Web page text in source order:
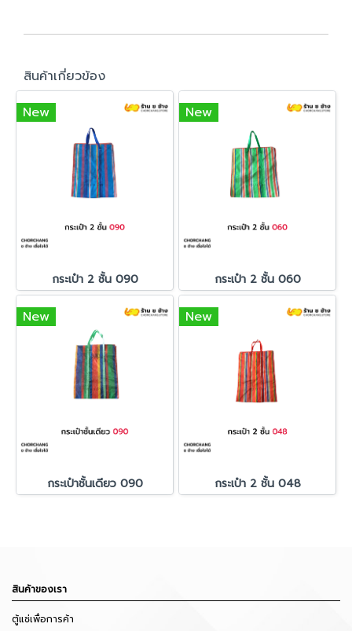
สินค้าเกี่ยวข้อง
New
กระเป๋า 2 ชั้น 090
New
กระเป๋า 2 ชั้น 060
New
กระเป๋าชั้นเดียว 090
New
กระเป๋า 2 ชั้น 048
สินค้าของเรา
ตู้แช่เพื่อการค้า